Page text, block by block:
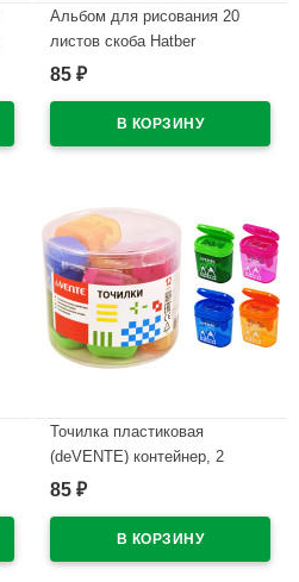
Альбом для рисования 20
листов скоба Hatber
Внедорожники ассорти арт
85 ₽
Точилка пластиковая
(deVENTE) контейнер, 2
отверстия арт.8031914 (Ст.12)
85 ₽